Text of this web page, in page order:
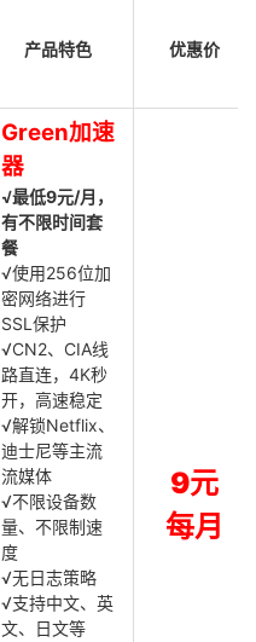
产品特色 优惠价
Green加速
器
√最低9元/月，
有不限时间套
餐
√使用256位加
密网络进行
SSL保护
√CN2、CIA线
路直连，4K秒
开，高速稳定
√解锁Netflix、
迪士尼等主流
流媒体
√不限设备数
量、不限制速
度
√无日志策略
√支持中文、英
文、日文等
9元
每月